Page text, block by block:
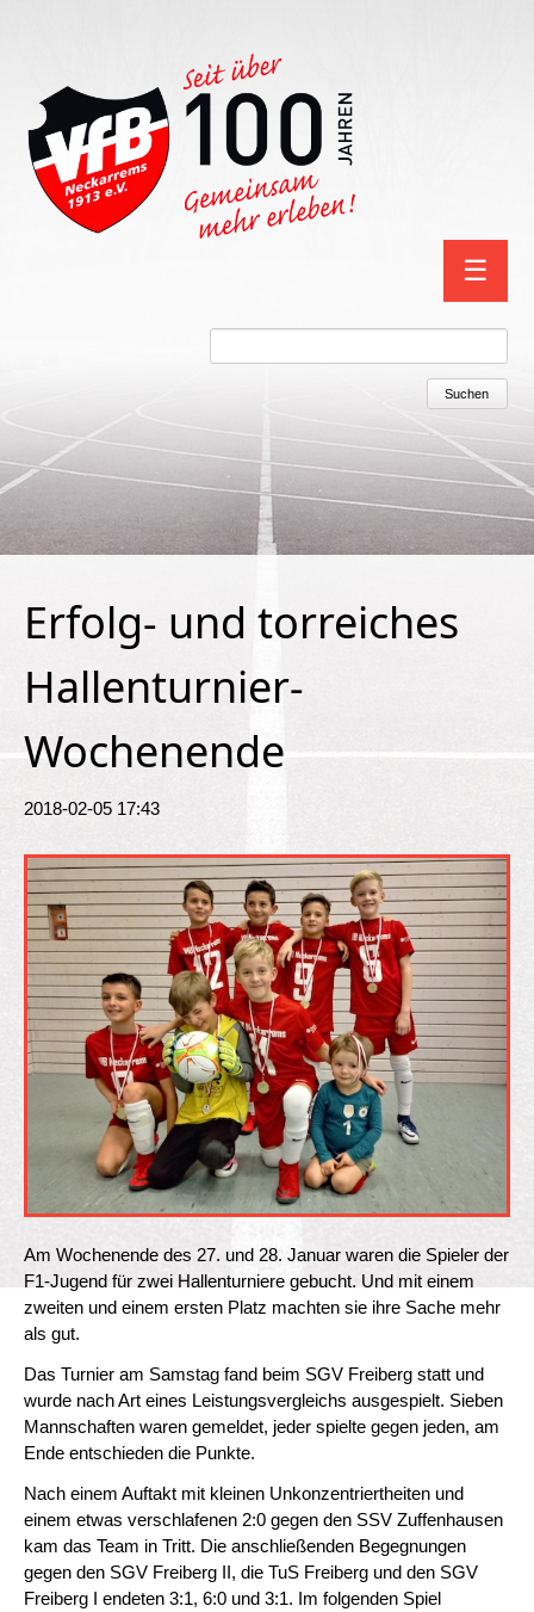
☰
Suchen
Erfolg- und torreiches
Hallenturnier-
Wochenende
2018-02-05 17:43
Am Wochenende des 27. und 28. Januar waren die Spieler der
F1-Jugend für zwei Hallenturniere gebucht. Und mit einem
zweiten und einem ersten Platz machten sie ihre Sache mehr
als gut.
Das Turnier am Samstag fand beim SGV Freiberg statt und
wurde nach Art eines Leistungsvergleichs ausgespielt. Sieben
Mannschaften waren gemeldet, jeder spielte gegen jeden, am
Ende entschieden die Punkte.
Nach einem Auftakt mit kleinen Unkonzentriertheiten und
einem etwas verschlafenen 2:0 gegen den SSV Zuffenhausen
kam das Team in Tritt. Die anschließenden Begegnungen
gegen den SGV Freiberg II, die TuS Freiberg und den SGV
Freiberg I endeten 3:1, 6:0 und 3:1. Im folgenden Spiel